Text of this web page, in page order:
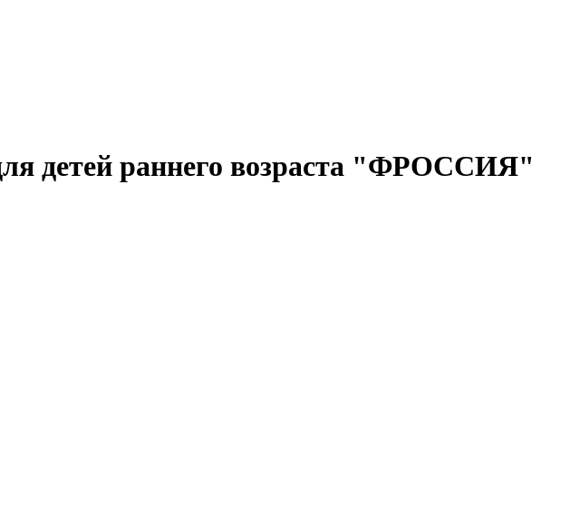
детей раннего возраста "ФРОССИЯ"